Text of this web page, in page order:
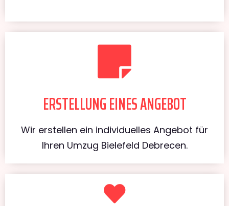
ERSTELLUNG EINES ANGEBOT
Wir erstellen ein individuelles Angebot für
Ihren Umzug Bielefeld Debrecen.